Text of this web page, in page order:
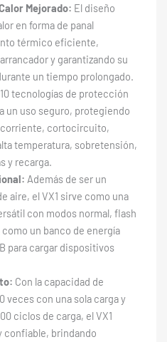
Mejorado: El diseño
en forma de panal
térmico eficiente,
y garantizando su
un tiempo prolongado.
tecnologías de protección
un uso seguro, protegiendo
cortocircuito,
temperatura, sobretensión,
y recarga.
Además de ser un
aire, el VX1 sirve como una
con modos normal, flash
un banco de energía
para cargar dispositivos
Con la capacidad de
veces con una sola carga y
ciclos de carga, el VX1
confiable, brindando